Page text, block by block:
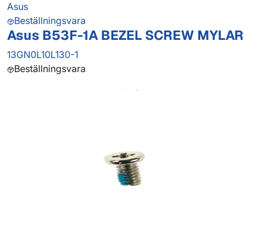
Asus
Beställningsvara
Asus B53F-1A BEZEL SCREW MYLAR
13GN0L10L130-1
Beställningsvara